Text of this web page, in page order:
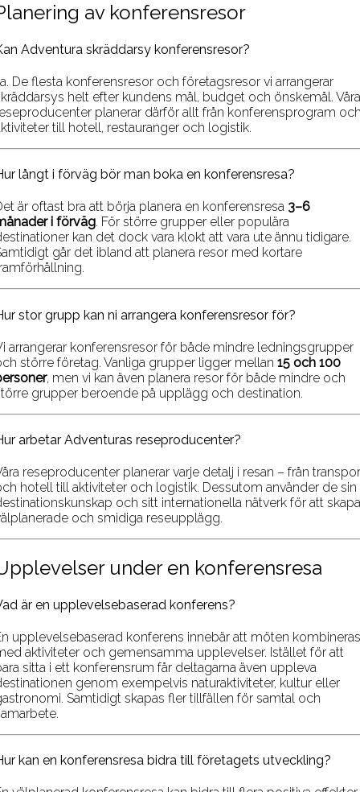
av konferensresor
Adventura skräddarsy konferensresor?
De flesta konferensresor och företagsresor vi arrangerar
helt efter kundens mål, budget och önskemål. Våra
planerar därför allt från konferensprogram
till hotell, restauranger och logistik.
långt i förväg bör man boka en konferensresa?
är oftast bra att börja planera en konferensresa 3–6
i förväg. För större grupper eller populära
kan det dock vara klokt att vara ute ännu tidigare.
går det ibland att planera resor med kortare
stor grupp kan ni arrangera konferensresor för?
arrangerar konferensresor för både mindre ledningsgrupper
större företag. Vanliga grupper ligger mellan 15 och 100
, men vi kan även planera resor för både mindre och
grupper beroende på upplägg och destination.
arbetar Adventuras reseproducenter?
reseproducenter planerar varje detalj i resan – från
hotell till aktiviteter och logistik. Dessutom använder de sin
och sitt internationella nätverk för att skapa
och smidiga reseupplägg.
under en konferensresa
är en upplevelsebaserad konferens?
upplevelsebaserad konferens innebär att möten kombineras
aktiviteter och gemensamma upplevelser. Istället för att
sitta i ett konferensrum får deltagarna även uppleva
genom exempelvis naturaktiviteter, kultur eller
Samtidigt skapas fler tillfällen för samtal och
kan en konferensresa bidra till företagets utveckling?